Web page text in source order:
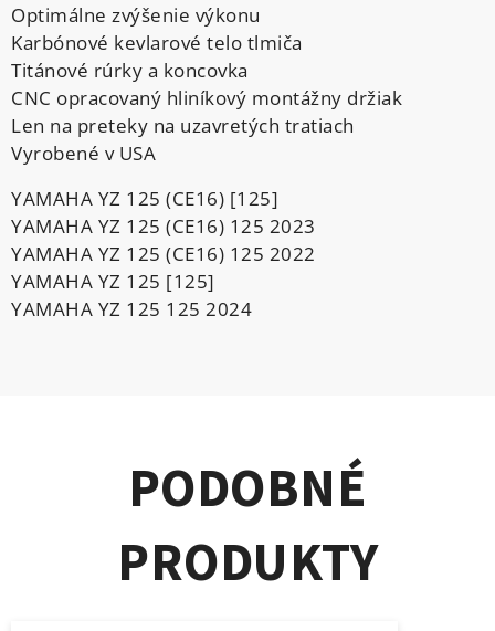
Optimálne zvýšenie výkonu
Karbónové kevlarové telo tlmiča
Titánové rúrky a koncovka
CNC opracovaný hliníkový montážny držiak
Len na preteky na uzavretých tratiach
Vyrobené v USA
YAMAHA YZ 125 (CE16) [125]
YAMAHA YZ 125 (CE16) 125 2023
YAMAHA YZ 125 (CE16) 125 2022
YAMAHA YZ 125 [125]
YAMAHA YZ 125 125 2024
PODOBNÉ
PRODUKTY